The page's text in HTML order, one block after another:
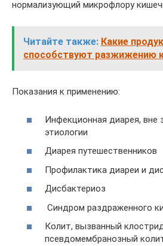
нормализующий микрофлору
Читайте также: Какие
способствуют разжижению
Показания к применению:
Инфекционная диарея, вне
этиологии
Диарея путешественников
Профилактика диареи и
Дисбактериоз
Синдром раздраженного
Колит, вызванный
псевдомембранозный